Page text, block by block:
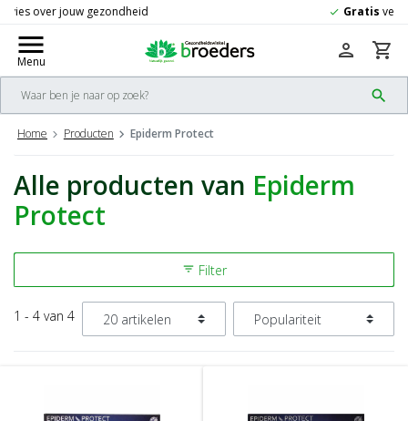
check Gratis
menu
Menu
search
person shopping_cart
Home Producten Epiderm Protect
Alle producten van Epiderm
Protect
filter_list Filter
1 - 4 van 4